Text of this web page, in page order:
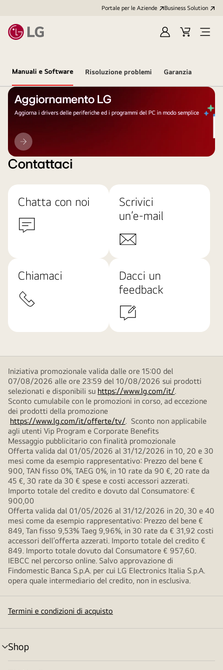
Portale per le Aziende Business Solution
AccediCart
Open
Manuali e Software Risoluzione problemi Garanzia
Aggiornamento LG
Aggiorna i drivers delle periferiche ed i programmi del PC in modo semplice
Aggiornamento
LG
Contattaci
Chatta con noi
Scrivici
un’e-mail
Chiamaci
Dacci un
feedback
Iniziativa promozionale valida dalle ore 15:00 del
07/08/2026 alle ore 23:59 del 10/08/2026 sui prodotti
selezionati e disponibili su https://www.lg.com/it/.
Sconto cumulabile con le promozioni in corso, ad eccezione
dei prodotti della promozione
https://www.lg.com/it/offerte/tv/. Sconto non applicabile
agli utenti Vip Program e Corporate Benefits
Messaggio pubblicitario con finalità promozionale
Offerta valida dal 01/05/2026 al 31/12/2026 in 10, 20 e 30
mesi come da esempio rappresentativo: Prezzo del bene €
900, TAN fisso 0%, TAEG 0%, in 10 rate da 90 €, 20 rate da
45 €, 30 rate da 30 € spese e costi accessori azzerati.
Importo totale del credito e dovuto dal Consumatore: €
900,00
Offerta valida dal 01/05/2026 al 31/12/2026 in 20, 30 e 40
mesi come da esempio rappresentativo: Prezzo del bene €
849, Tan fisso 9,53% Taeg 9,96%, in 30 rate da € 31,92 costi
accessori dell’offerta azzerati. Importo totale del credito €
849. Importo totale dovuto dal Consumatore € 957,60.
IEBCC nel percorso online. Salvo approvazione di
Findomestic Banca S.p.A. per cui LG Electronics Italia S.p.A.
opera quale intermediario del credito, non in esclusiva.
Termini e condizioni di acquisto
Shop
Attivazione
menu